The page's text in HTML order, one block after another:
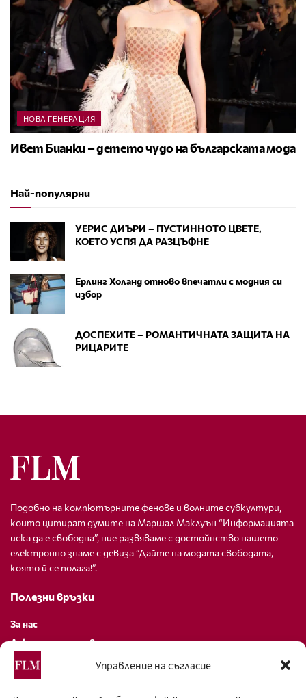
Управление на съгласие
НОВА ГЕНЕРАЦИЯ
Ивет Бианки – детето чудо на българската мода
Най-популярни
УЕРИС ДИЪРИ – ПУСТИННОТО ЦВЕТЕ,
КОЕТО УСПЯ ДА РАЗЦЪФНЕ
Ерлинг Холанд отново впечатли с модния си
избор
ДОСПЕХИТЕ – РОМАНТИЧНАТА ЗАЩИТА НА
РИЦАРИТЕ
Подобно на компютърните фенове и волните субкултури,
които цитират думите на Маршал Маклуън “Информацията
иска да е свободна”, ние развяваме с достойнство нашето
електронно знаме с девиза “Дайте на модата свободата,
която й се полага!”.
Полезни връзки
За нас
Декларация за поверителност
Политика за бисквитки
За контакти